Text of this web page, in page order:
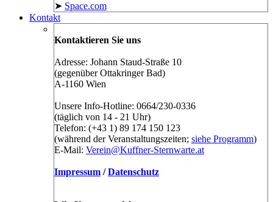
➤ Space.com
Kontakt
Kontaktieren Sie uns
Adresse: Johann Staud-Straße 10
(gegenüber Ottakringer Bad)
A-1160 Wien
Unsere Info-Hotline: 0664/230-0336
(täglich von 14 - 21 Uhr)
Telefon: (+43 1) 89 174 150 123
(während der Veranstaltungszeiten; siehe Programm)
E-Mail: Verein@Kuffner-Sternwarte.at
Impressum /Datenschutz